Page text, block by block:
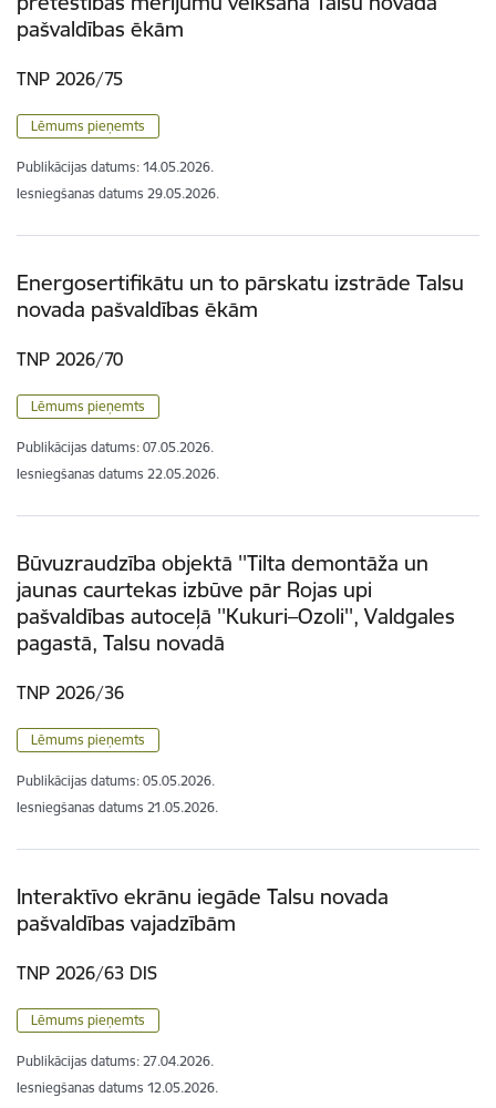
pašvaldības ēkām
TNP 2026/75
Lēmums pieņemts
Publikācijas datums: 14.05.2026.
Iesniegšanas datums 29.05.2026.
Energosertifikātu un to pārskatu izstrāde Talsu
novada pašvaldības ēkām
TNP 2026/70
Lēmums pieņemts
Publikācijas datums: 07.05.2026.
Iesniegšanas datums 22.05.2026.
Būvuzraudzība objektā ''Tilta demontāža un
jaunas caurtekas izbūve pār Rojas upi
pašvaldības autoceļā ''Kukuri–Ozoli'', Valdgales
pagastā, Talsu novadā
TNP 2026/36
Lēmums pieņemts
Publikācijas datums: 05.05.2026.
Iesniegšanas datums 21.05.2026.
Interaktīvo ekrānu iegāde Talsu novada
pašvaldības vajadzībām
TNP 2026/63 DIS
Lēmums pieņemts
Publikācijas datums: 27.04.2026.
Iesniegšanas datums 12.05.2026.